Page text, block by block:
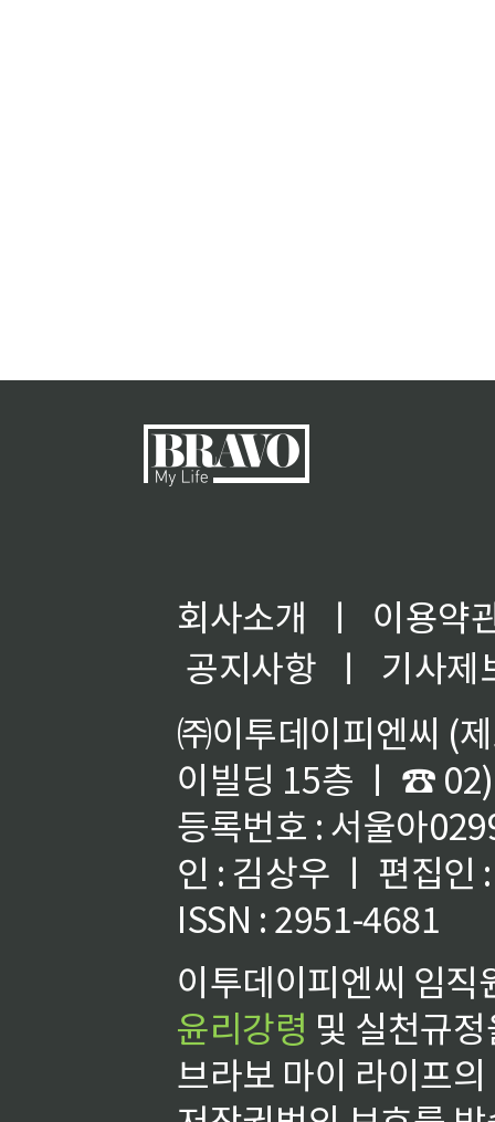
회사소개 ㅣ
이용약
공지사항
ㅣ
기사제
㈜이투데이피엔씨 (
이빌딩 15층 ㅣ ☎
등록번호 : 서울아
인 : 김상우 ㅣ 편집인
ISSN : 2951-4681
이투데이피엔씨 임
윤리강령 및 실천규
브라보 마이 라이프